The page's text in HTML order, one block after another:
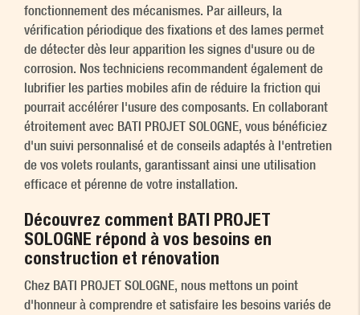
fonctionnement des mécanismes. Par ailleurs, la
vérification périodique des fixations et des lames permet
de détecter dès leur apparition les signes d'usure ou de
corrosion. Nos techniciens recommandent également de
lubrifier les parties mobiles afin de réduire la friction qui
pourrait accélérer l'usure des composants. En collaborant
étroitement avec BATI PROJET SOLOGNE, vous bénéficiez
d'un suivi personnalisé et de conseils adaptés à l'entretien
de vos volets roulants, garantissant ainsi une utilisation
efficace et pérenne de votre installation.
Découvrez comment BATI PROJET
SOLOGNE répond à vos besoins en
construction et rénovation
Chez BATI PROJET SOLOGNE, nous mettons un point
d'honneur à comprendre et satisfaire les besoins variés de